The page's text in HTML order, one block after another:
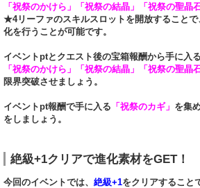
「祝祭のかけら」「祝祭の結晶」「祝祭の聖晶石
★4リーファのスキルスロットを開放すること
化を行うことが可能です。
イベントptとクエスト後の宝箱報酬から手に入る
「祝祭のかけら」「祝祭の結晶」「祝祭の聖晶石
限界突破させましょう。
イベントpt報酬で手に入る 「祝祭のカギ」 を集
をしましょう。
絶級+1クリアで進化素材をGET！
今回のイベントでは、 絶級+1をクリアすること